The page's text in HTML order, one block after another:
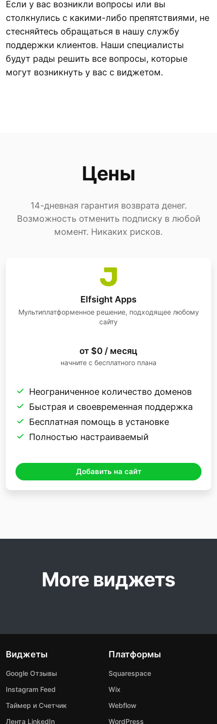
Если у вас возникли вопросы или вы
столкнулись с какими-либо препятствиями, не
стесняйтесь обращаться в нашу службу
поддержки клиентов. Наши специалисты
будут рады решить все вопросы, которые
могут возникнуть у вас с виджетом.
Цены
14-дневная гарантия возврата денег.
Возможность отменить подписку в любой
момент. Никаких рисков.
Elfsight Apps
Мультиплатформенное решение, подходящее любому
сайту
от $0 / месяц
начните с бесплатного плана
Неограниченное количество доменов
Быстрая и своевременная поддержка
Бесплатная помощь в установке
Полностью настраиваемый
Добавить на сайт
More виджетs
Виджеты
Google Отзывы
Instagram Feed
Таймер и Счетчик
Лента LinkedIn
Платформы
Squarespace
Wix
Webflow
WordPress